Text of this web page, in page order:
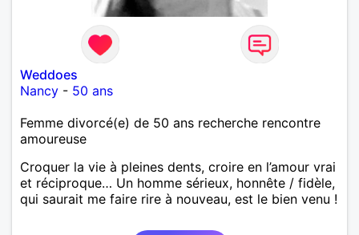
Weddoes
Nancy - 50 ans
Femme divorcé(e) de 50 ans recherche rencontre
amoureuse
Croquer la vie à pleines dents, croire en l’amour vrai
et réciproque… Un homme sérieux, honnête / fidèle,
qui saurait me faire rire à nouveau, est le bien venu !